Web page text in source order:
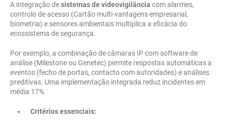
A integração desistemas de videovigilância com alarmes,
controlo de acesso (Cartão multi-vantagens empresarial,
biometria) e sensores ambientais multiplica a eficácia do
ecossistema de segurança.
Por exemplo, a combinação de câmaras IP com software de
análise (Milestone ou Genetec) permite respostas automáticas a
eventos (fecho de portas, contacto com autoridades) e análises
preditivas. Uma implementação integrada reduz incidentes em
média 17%.
Critérios essenciais: